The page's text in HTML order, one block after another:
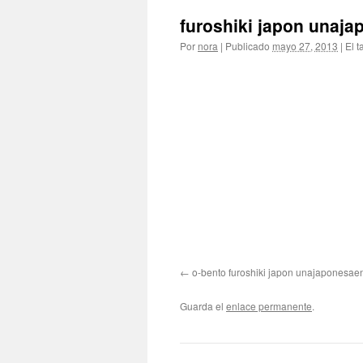
furoshiki japon
Por nora | Publicado mayo 27, 2013 | El
o-bento furoshiki japon
Guarda el enlace permanente.